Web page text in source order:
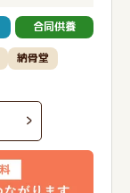
合同供養
納骨堂